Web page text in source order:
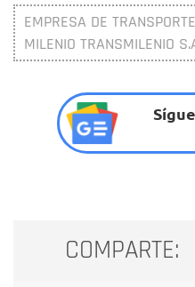
EMPRESA DE
MILENIO TRANSMILENIO
COMPARTE: